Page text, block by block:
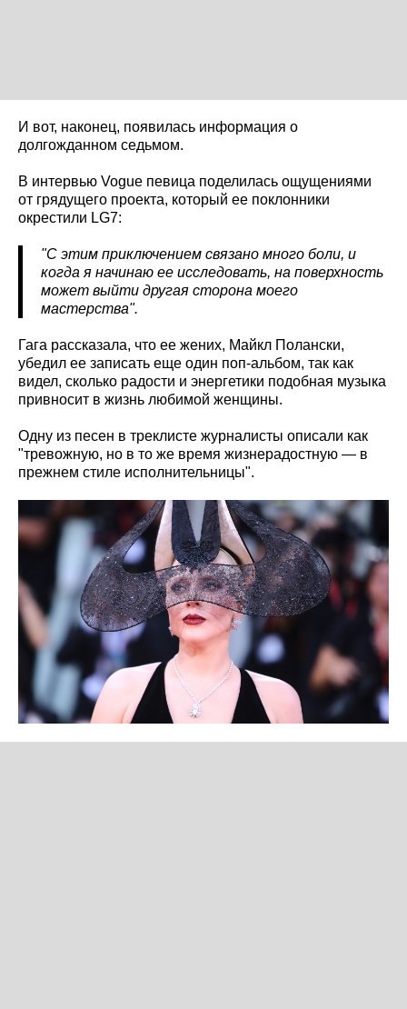
И вот, наконец, появилась информация о
долгожданном седьмом.
В интервью Vogue певица поделилась ощущениями
от грядущего проекта, который ее поклонники
окрестили LG7:
"С этим приключением связано много боли, и
когда я начинаю ее исследовать, на поверхность
может выйти другая сторона моего
мастерства".
Гага рассказала, что ее жених, Майкл Полански,
убедил ее записать еще один поп-альбом, так как
видел, сколько радости и энергетики подобная музыка
привносит в жизнь любимой женщины.
Одну из песен в треклисте журналисты описали как
"тревожную, но в то же время жизнерадостную — в
прежнем стиле исполнительницы".